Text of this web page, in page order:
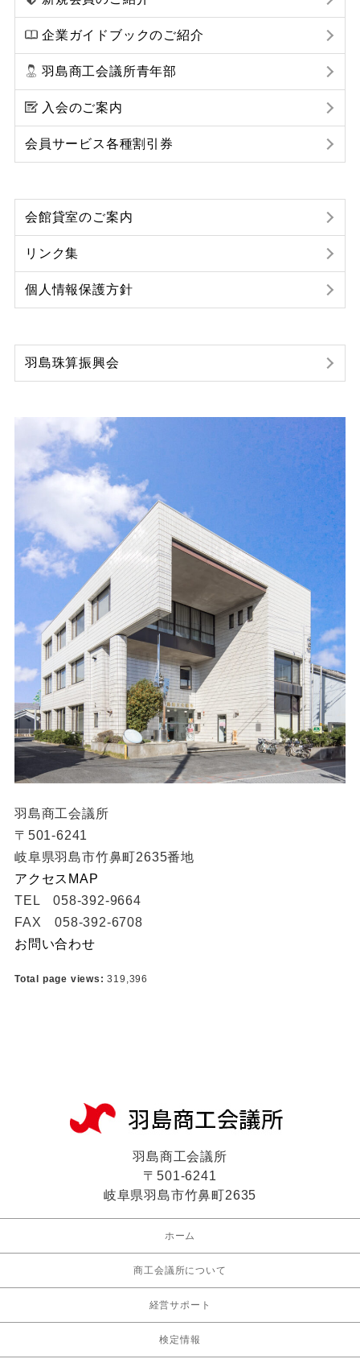
企業ガイドブックのご紹介
羽島商工会議所青年部
入会のご案内
会員サービス各種割引券
会館貸室のご案内
リンク集
個人情報保護方針
羽島珠算振興会
羽島商工会議所
〒501-6241
岐阜県羽島市竹鼻町2635番地
アクセスMAP
TEL 058-392-9664
FAX 058-392-6708
お問い合わせ
Total page views:319,396
羽島商工会議所
〒501-6241
岐阜県羽島市竹鼻町2635
ホーム
商工会議所について
経営サポート
検定情報